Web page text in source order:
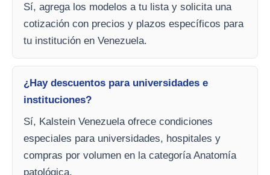
Sí, agrega los modelos a tu lista y solicita una
cotización con precios y plazos específicos para
tu institución en Venezuela.
¿Hay descuentos para universidades e
instituciones?
Sí, Kalstein Venezuela ofrece condiciones
especiales para universidades, hospitales y
compras por volumen en la categoría Anatomía
patológica.